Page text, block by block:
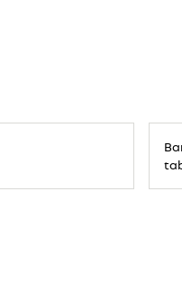
avant
places,
espace